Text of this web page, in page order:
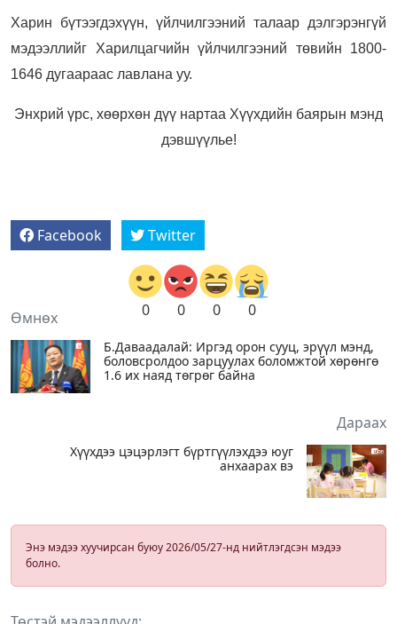
Харин бүтээгдэхүүн, үйлчилгээний талаар дэлгэрэнгүй
мэдээллийг Харилцагчийн үйлчилгээний төвийн 1800-
1646 дугаараас лавлана уу.
Энхрий үрс, хөөрхөн дүү нартаа Хүүхдийн баярын мэнд
дэвшүүлье!
Facebook Twitter
0 0 0 0
Өмнөх
Б.Даваадалай: Иргэд орон сууц, эрүүл мэнд,
боловсролдоо зарцуулах боломжтой хөрөнгө
1.6 их наяд төгрөг байна
Дараах
Хүүхдээ цэцэрлэгт бүртгүүлэхдээ юуг
анхаарах вэ
Энэ мэдээ хуучирсан буюу 2026/05/27-нд нийтлэгдсэн мэдээ
болно.